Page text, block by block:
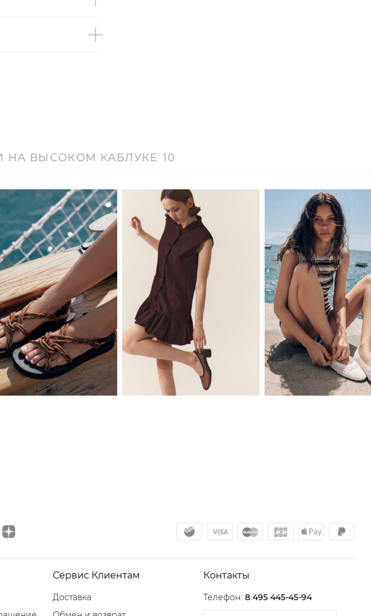
НА ВЫСОКОМ КАБЛУКЕ 10
37 38 39 40 41 37 38 39 36 37 38 39 40
Сервис Клиентам
Доставка
Контакты
Телефон: 8 495 445-45-94